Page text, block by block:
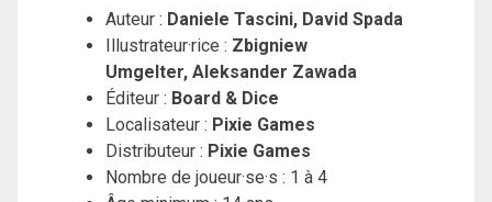
Auteur : Daniele Tascini, David Spada
Illustrateur·rice : Zbigniew
Umgelter, Aleksander Zawada
Éditeur : Board & Dice
Localisateur : Pixie Games
Distributeur : Pixie Games
Nombre de joueur·se·s : 1 à 4